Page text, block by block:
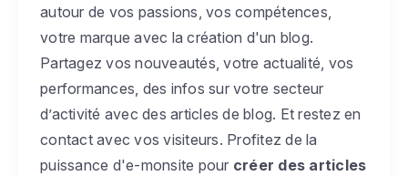
autour de vos passions, vos compétences,
votre marque avec la création d'un blog.
Partagez vos nouveautés, votre actualité, vos
performances, des infos sur votre secteur
d’activité avec des articles de blog. Et restez en
contact avec vos visiteurs. Profitez de la
puissance d'e-monsite pour créer des articles